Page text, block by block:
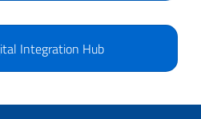
Integration Hub